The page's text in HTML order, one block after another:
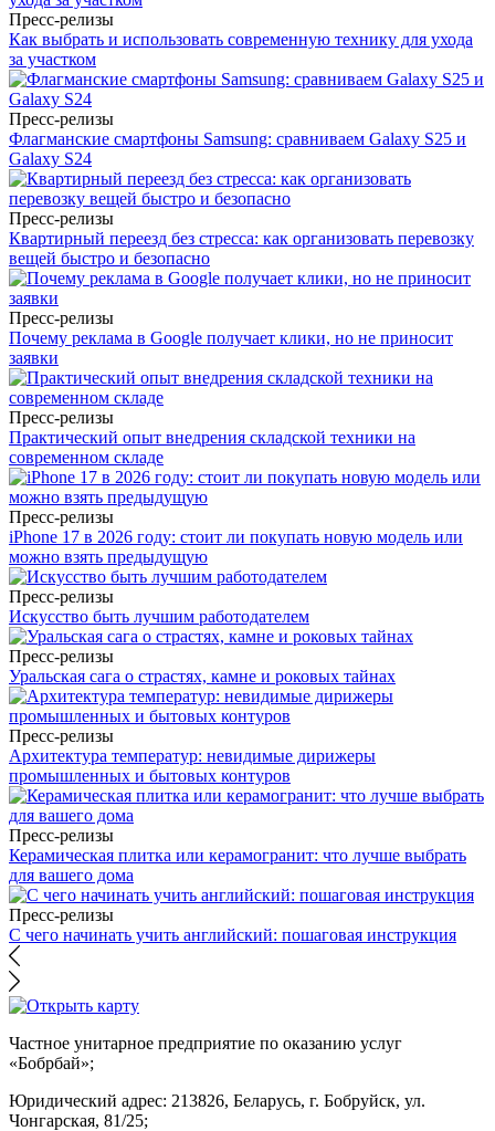
Пресс-релизы
Как выбрать и использовать современную технику для ухода
за участком
Пресс-релизы
Флагманские смартфоны Samsung: сравниваем Galaxy S25 и
Galaxy S24
Пресс-релизы
Квартирный переезд без стресса: как организовать перевозку
вещей быстро и безопасно
Пресс-релизы
Почему реклама в Google получает клики, но не приносит
заявки
Пресс-релизы
Практический опыт внедрения складской техники на
современном складе
Пресс-релизы
iPhone 17 в 2026 году: стоит ли покупать новую модель или
можно взять предыдущую
Пресс-релизы
Искусство быть лучшим работодателем
Пресс-релизы
Уральская сага о страстях, камне и роковых тайнах
Пресс-релизы
Архитектура температур: невидимые дирижеры
промышленных и бытовых контуров
Пресс-релизы
Керамическая плитка или керамогранит: что лучше выбрать
для вашего дома
Пресс-релизы
С чего начинать учить английский: пошаговая инструкция
Частное унитарное предприятие по оказанию услуг
«Бобрбай»;
Юридический адрес: 213826, Беларусь, г. Бобруйск, ул.
Чонгарская, 81/25;